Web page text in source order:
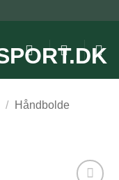
/ Håndbolde